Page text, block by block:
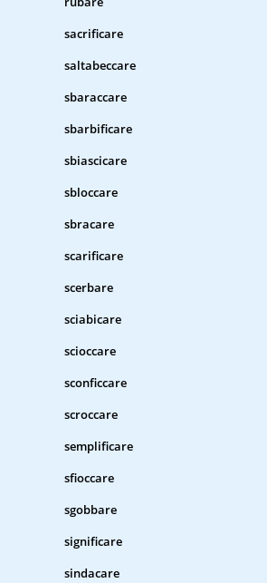
sacrificare
saltabeccare
sbaraccare
sbarbificare
sbiascicare
sbloccare
sbracare
scarificare
scerbare
sciabicare
scioccare
sconficcare
scroccare
semplificare
sfioccare
sgobbare
significare
sindacare